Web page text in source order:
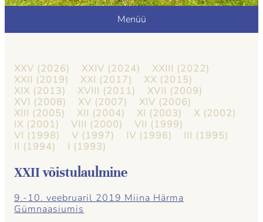
Menüü
XXV (2026) XXIV (2024)
XXIII (2022)
XXII (2019)
XXI (2017)
XX (2015)
XIX (2013)
XVIII (2011)
XVII (2009)
XVI (2008)
XV (2007)
XIV (2006)
XIII (2005)
XII (2004) XI (2003)
X (2002)
IX (2001)
VIII (2000)
VII (1999)
VI (1998)
V (1997) IV (1996)
III (1995)
II (1994)
I (1993)
XXII võistulaulmine
9.-10. veebruaril 2019 Miina Härma
Gümnaasiumis